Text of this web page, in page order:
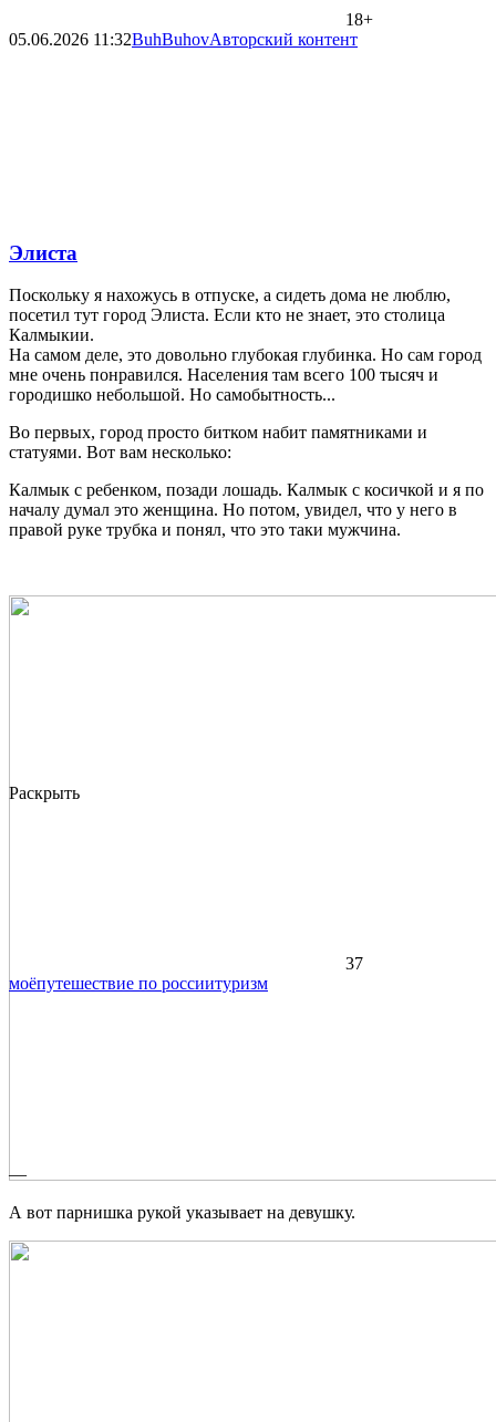
18+
05.06.2026 11:32BuhBuhovАвторский контент
Элиста
Поскольку я нахожусь в отпуске, а сидеть дома не люблю,
посетил тут город Элиста. Если кто не знает, это столица
Калмыкии.
На самом деле, это довольно глубокая глубинка. Но сам город
мне очень понравился. Населения там всего 100 тысяч и
городишко небольшой. Но самобытность...
Во первых, город просто битком набит памятниками и
статуями. Вот вам несколько:
Калмык с ребенком, позади лошадь. Калмык с косичкой и я по
началу думал это женщина. Но потом, увидел, что у него в
правой руке трубка и понял, что это таки мужчина.
А вот парнишка рукой указывает на девушку.
Раскрыть
37
моёпутешествие по россиитуризм
—